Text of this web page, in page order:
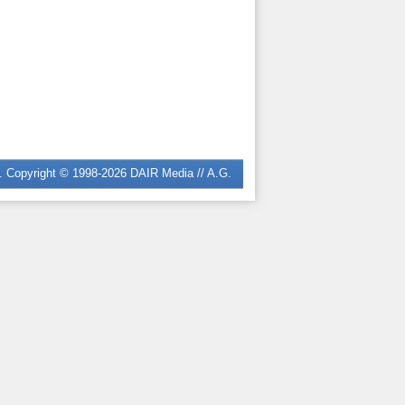
Copyright © 1998-2026 DAIR Media // A.G.